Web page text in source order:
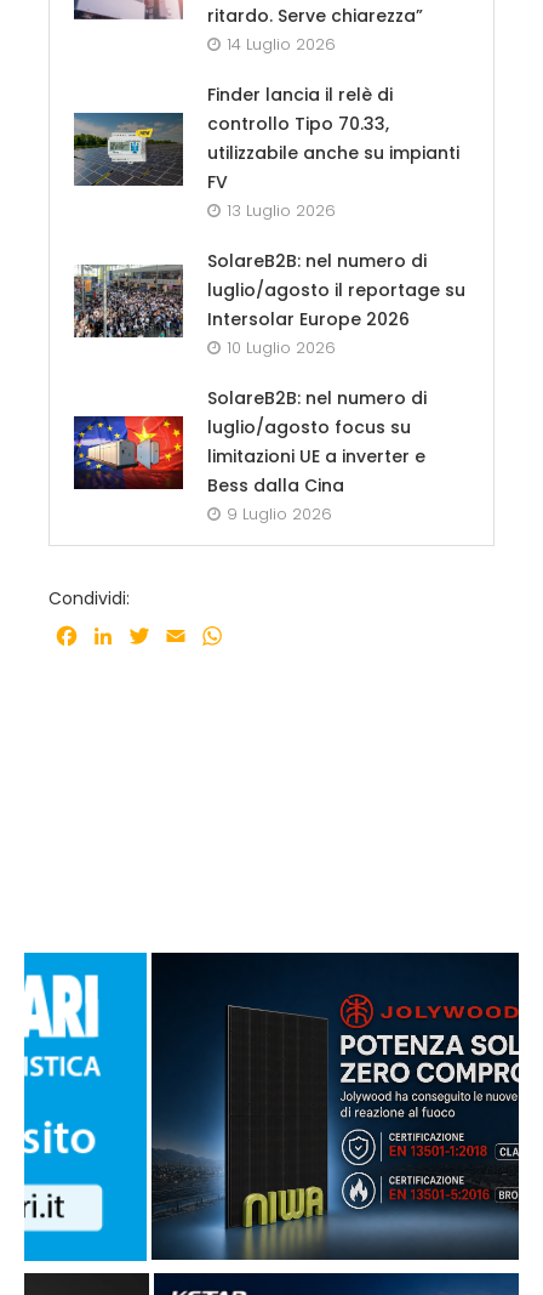
ritardo. Serve chiarezza”
14 Luglio 2026
Finder lancia il relè di
controllo Tipo 70.33,
utilizzabile anche su impianti
FV
13 Luglio 2026
SolareB2B: nel numero di
luglio/agosto il reportage su
Intersolar Europe 2026
10 Luglio 2026
SolareB2B: nel numero di
luglio/agosto focus su
limitazioni UE a inverter e
Bess dalla Cina
9 Luglio 2026
Condividi:
Facebook
LinkedInTwitter
Email